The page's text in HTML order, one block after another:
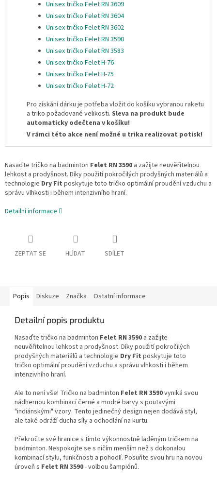
Unisex tričko Felet RN 3609
Unisex tričko Felet RN 3604
Unisex tričko Felet RN 3602
Unisex tričko Felet RN 3590
Unisex tričko Felet RN 3583
Unisex tričko Felet H-76
Unisex tričko Felet H-75
Unisex tričko Felet H-72
Pro získání dárku je potřeba vložit do košíku vybranou raketu
a triko požadované velikosti. Sleva na produkt bude
automaticky odečtena v košíku!
V rámci této akce není možné u trika realizovat potisk!
Nasaďte tričko na badminton Felet RN 3590 a zažijte neuvěřitelnou
lehkost a prodyšnost. Díky použití pokročilých prodyšných materiálů a
technologie Dry Fit poskytuje toto tričko optimální proudění vzduchu a
správu vlhkosti i během intenzivního hraní.
Detailní informace
ZEPTAT SE HLÍDAT SDÍLET
Popis Diskuze Značka Ostatní informace
Detailní popis produktu
Nasaďte tričko na badminton Felet RN 3590 a zažijte
neuvěřitelnou lehkost a prodyšnost. Díky použití pokročilých
prodyšných materiálů a technologie Dry Fit poskytuje toto
tričko optimální proudění vzduchu a správu vlhkosti i během
intenzivního hraní.
Ale to není vše! Tričko na badminton Felet RN 3590vyniká svou
nádhernou kombinací černé a modré barvy s poutavými
"indiánskými" vzory. Tento jedinečný design nejen dodává styl,
ale také odráží ducha síly a odhodlání na kurtu.
Překročte své hranice s tímto výkonnostně laděným tričkem na
badminton. Nespokojte se s ničím menším než s dokonalou
kombinací stylu, funkčnosti a pohodlí. Posuňte svou hru na novou
úroveň s Felet RN 3590- volbou šampiónů.